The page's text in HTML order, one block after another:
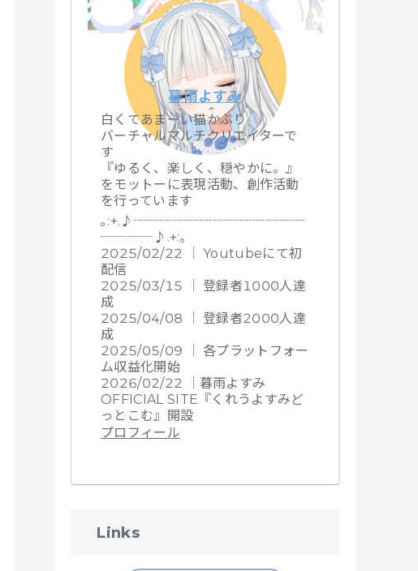
暮雨よすみ
白くてあまーい猫かぶり
バーチャルマルチクリエイターで
す
『ゆるく、楽しく、穏やかに。』
をモットーに表現活動、創作活動
を行っています
｡:+.♪┈┈┈┈┈┈┈┈┈┈┈┈┈
┈┈┈┈♪.+:｡
2025/02/22 ┊ Youtubeにて初
配信
2025/03/15 ┊ 登録者1000人達
成
2025/04/08 ┊ 登録者2000人達
成
2025/05/09 ┊ 各プラットフォー
ム収益化開始
2026/02/22 ┊暮雨よすみ
OFFICIAL SITE『くれうよすみど
っとこむ』開設
プロフィール
Links